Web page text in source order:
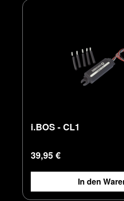
i.BOS - CL1
Regulärer Preis:
39,95 €
In den